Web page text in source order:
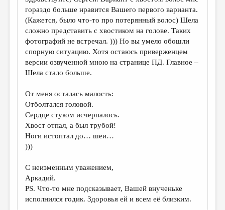
гораздо больше нравится Вашего первого варианта.
(Кажется, было что-то про потерянный волос) Шела
сложно представить с хвостиком на голове. Таких
фотографий не встречал. ))) Но вы умело обошли
спорную ситуацию. Хотя остаюсь приверженцем
версии озвученной мною на странице ПД. Главное –
Шела стало больше.
От меня осталась малость:
Отболтался головой.
Сердце стуком исчерпалось.
Хвост отпал, а был трубой!
Ноги истоптал до… шеи…
)))
С неизменным уважением,
Аркадий.
PS. Что-то мне подсказывает, Вашей внученьке
исполнился годик. Здоровья ей и всем её близким.